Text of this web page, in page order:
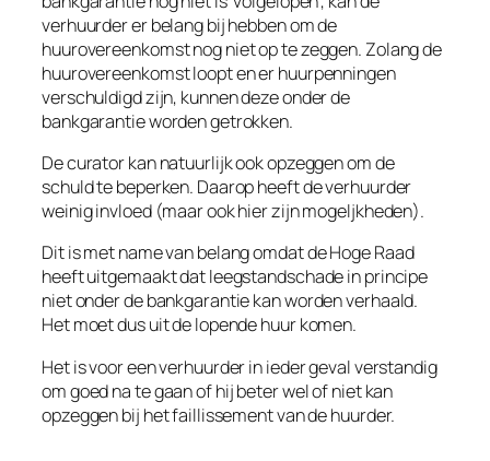
verhuurder er belang bij hebben om de
huurovereenkomst nog niet op te zeggen. Zolang de
huurovereenkomst loopt en er huurpenningen
verschuldigd zijn, kunnen deze onder de
bankgarantie worden getrokken.
De curator kan natuurlijk ook opzeggen om de
schuld te beperken. Daarop heeft de verhuurder
weinig invloed (maar ook hier zijn mogeljkheden).
Dit is met name van belang omdat de Hoge Raad
heeft uitgemaakt dat leegstandschade in principe
niet onder de bankgarantie kan worden verhaald.
Het moet dus uit de lopende huur komen.
Het is voor een verhuurder in ieder geval verstandig
om goed na te gaan of hij beter wel of niet kan
opzeggen bij het faillissement van de huurder.